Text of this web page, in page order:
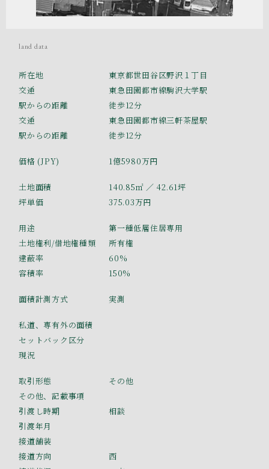
land data
所在地
東京都世田谷区野沢１丁目
交通
東急田園都市線駒沢大学駅
駅からの距離
徒歩12分
交通
東急田園都市線三軒茶屋駅
駅からの距離
徒歩12分
価格 (JPY) 1億5980万円
土地面積 140.85㎡ ／ 42.61坪
坪単価
375.03万円
用途
第一種低層住居専用
土地権利/借地権種類
所有権
建蔽率
60%
容積率
150%
面積計測方式 実測
私道、専有外の面積
セットバック区分
現況
取引形態
その他
その他、記載事項
引渡し時期
相談
引渡年月
接道舗装
接道方向
西